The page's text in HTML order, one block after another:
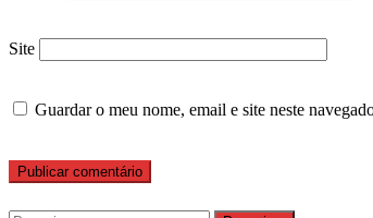
Site
Guardar o meu nome, email e site neste